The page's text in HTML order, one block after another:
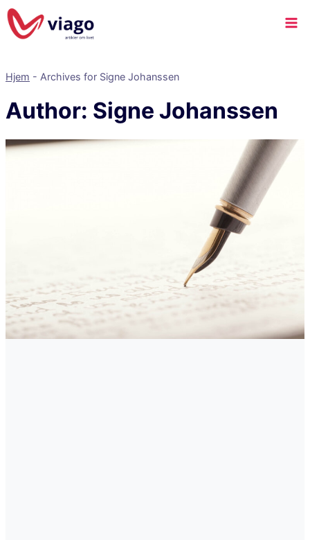
Hjem - Archives for Signe Johanssen
Author: Signe Johanssen